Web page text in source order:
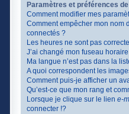
Paramètres et préférences
Comment modifier mes
Comment empêcher mon nom
connectés ?
Les heures ne sont pas
J’ai changé mon fuseau
Ma langue n’est pas dans la
A quoi correspondent les
Comment puis-je afficher un
Qu’est-ce que mon rang et
Lorsque je clique sur le lien e-
connecter !?